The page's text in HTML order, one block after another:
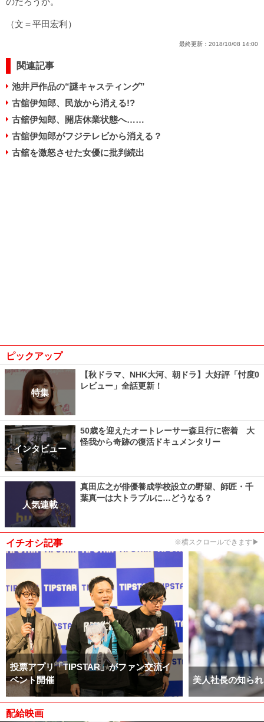
（文＝平田宏利）
最終更新： 2018/10/08 14:00
関連記事
池井戸作品の“謎キャスティング”
古舘伊知郎、民放から消える!?
古舘伊知郎、開店休業状態へ……
古舘伊知郎がフジテレビから消える？
古舘を激怒させた女優に批判続出
ピックアップ
特集
【秋ドラマ、NHK大河、朝ドラ】大好評「忖度0
レビュー」全話更新！
インタビュー
50歳を迎えたオートレーサー森且行に密着 大
怪我から奇跡の復活ドキュメンタリー
人気連載
真田広之が俳優養成学校設立の野望、師匠・千
葉真一は大トラブルに…どうなる？
イチオシ記事 ※横スクロールできます▶
投票アプリ「TIPSTAR」がファン交流イ
ベント開催
美人社長の知ら
配給映画